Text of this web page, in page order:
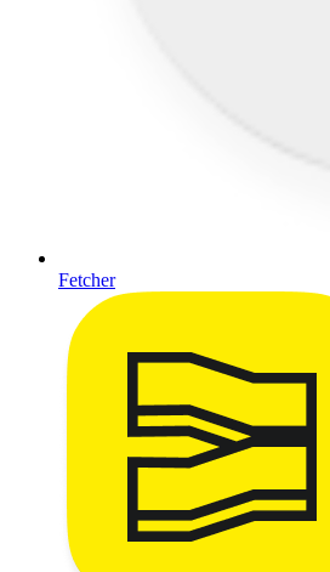
Fetcher